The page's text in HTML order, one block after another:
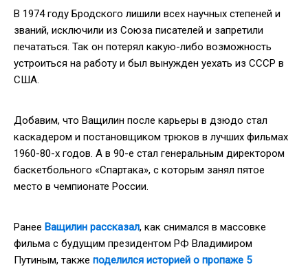
В 1974 году Бродского лишили всех научных степеней и
званий, исключили из Союза писателей и запретили
печататься. Так он потерял какую-либо возможность
устроиться на работу и был вынужден уехать из СССР в
США.
Добавим, что Ващилин после карьеры в дзюдо стал
каскадером и постановщиком трюков в лучших фильмах
1960-80-х годов. А в 90-е стал генеральным директором
баскетбольного «Спартака», с которым занял пятое
место в чемпионате России.
Ранее Ващилин рассказал, как снимался в массовке
фильма с будущим президентом РФ Владимиром
Путиным, также поделился историей о пропаже 5